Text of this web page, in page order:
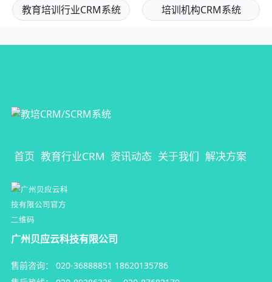
教育培训行业CRM系统 培训机构CRM系统
首页 教育行业CRM 资讯动态 关于我们 解决方案
广州贝应云科技有限公司
售前咨询： 020-36888851 18620135786